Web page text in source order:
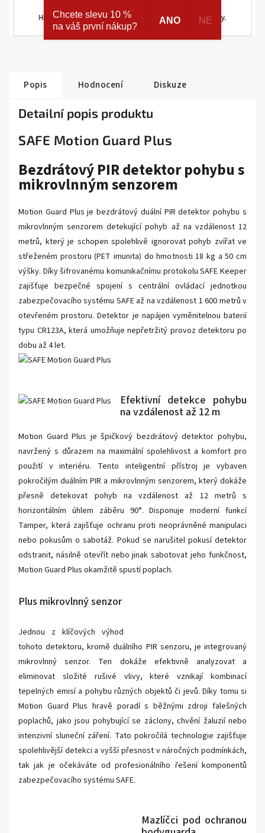
HOMEMATIC IP. Navíc registrací získáváte různé slevy.
Popis Hodnocení Diskuze
Detailní popis produktu
SAFE Motion Guard Plus
Bezdrátový PIR detektor pohybu s
mikrovlnným senzorem
Motion Guard Plus je bezdrátový duální PIR detektor pohybu s
mikrovlnným senzorem detekující pohyb až na vzdálenost 12
metrů, který je schopen spolehlivě ignorovat pohyb zvířat ve
střeženém prostoru (PET imunita) do hmotnosti 18 kg a 50 cm
výšky. Díky šifrovanému komunikačnímu protokolu SAFE Keeper
zajišťuje bezpečné spojení s centrální ovládací jednotkou
zabezpečovacího systému SAFE až na vzdálenost 1 600 metrů v
otevřeném prostoru. Detektor je napájen vyměnitelnou baterií
typu CR123A, která umožňuje nepřetržitý provoz detektoru po
dobu až 4 let.
Efektivní detekce pohybu
na vzdálenost až 12 m
Motion Guard Plus je špičkový bezdrátový detektor pohybu,
navržený s důrazem na maximální spolehlivost a komfort pro
použití v interiéru. Tento inteligentní přístroj je vybaven
pokročilým duálním PIR a mikrovlnným senzorem, který dokáže
přesně detekovat pohyb na vzdálenost až 12 metrů s
horizontálním úhlem záběru 90°. Disponuje moderní funkcí
Tamper, která zajišťuje ochranu proti neoprávněné manipulaci
nebo pokusům o sabotáž. Pokud se narušitel pokusí detektor
odstranit, násilně otevřít nebo jinak sabotovat jeho funkčnost,
Motion Guard Plus okamžitě spustí poplach.
Plus mikrovlnný senzor
Jednou z klíčových výhod
tohoto detektoru, kromě duálního PIR senzoru, je integrovaný
mikrovlnný senzor. Ten dokáže efektivně analyzovat a
eliminovat složité rušivé vlivy, které vznikají kombinací
tepelných emisí a pohybu různých objektů či jevů. Díky tomu si
Motion Guard Plus hravě poradí s běžnými zdroji falešných
poplachů, jako jsou pohybující se záclony, chvění žaluzií nebo
intenzivní sluneční záření. Tato pokročilá technologie zajišťuje
spolehlivější detekci a vyšší přesnost v náročných podmínkách,
tak jak je očekáváte od profesionálního řešení komponentů
zabezpečovacího systému SAFE.
Mazlíčci pod ochranou
Chcete slevu 10 %
na váš první nákup?
ANO NE